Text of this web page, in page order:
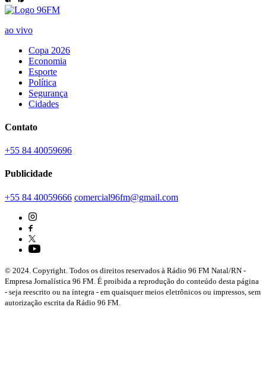
ao vivo
Copa 2026
Economia
Esporte
Política
Segurança
Cidades
Contato
+55 84 40059696
Publicidade
+55 84 40059666 comercial96fm@gmail.com
© 2024. Copyright. Todos os direitos reservados à Rádio 96 FM Natal/RN -
Empresa Jornalística 96 FM. É proibida a reprodução do conteúdo desta página
- seja reescrito ou na íntegra - em quaisquer meios eletrônicos ou impressos, sem
autorização escrita da Rádio 96 FM.